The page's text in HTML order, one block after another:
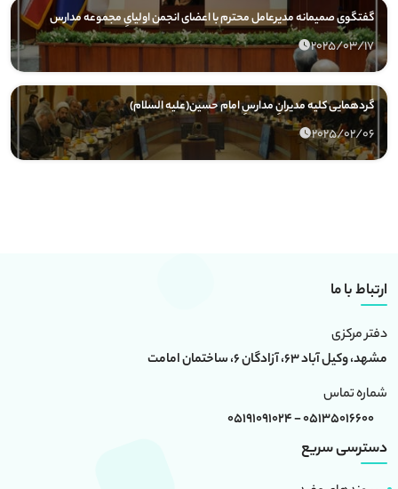
گفتگوی صمیمانه مدیرعامل محترم با اعضای انجمن اولیایِ مجموعه مدارس
2025/03/17
گردهمایی کلیه مدیرانِ مدارسِ امام حسین(علیه السلام)
2025/02/06
ارتباط با ما
دفتر مرکزی
مشهد، وکیل آباد 63، آزادگان 6، ساختمان امامت
شماره تماس
05135016600 - 05191091024
دسترسی سریع